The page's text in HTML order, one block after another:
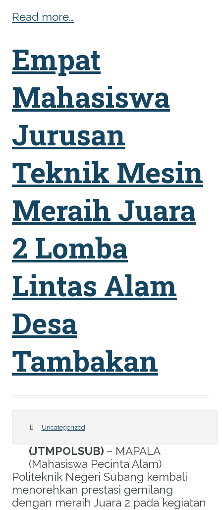
Read more…
Empat
Mahasiswa
Jurusan
Teknik Mesin
Meraih Juara
2 Lomba
Lintas Alam
Desa
Tambakan
Uncategorized
(JTMPOLSUB) – MAPALA
(Mahasiswa Pecinta Alam)
Politeknik Negeri Subang kembali
menorehkan prestasi gemilang
dengan meraih Juara 2 pada kegiatan